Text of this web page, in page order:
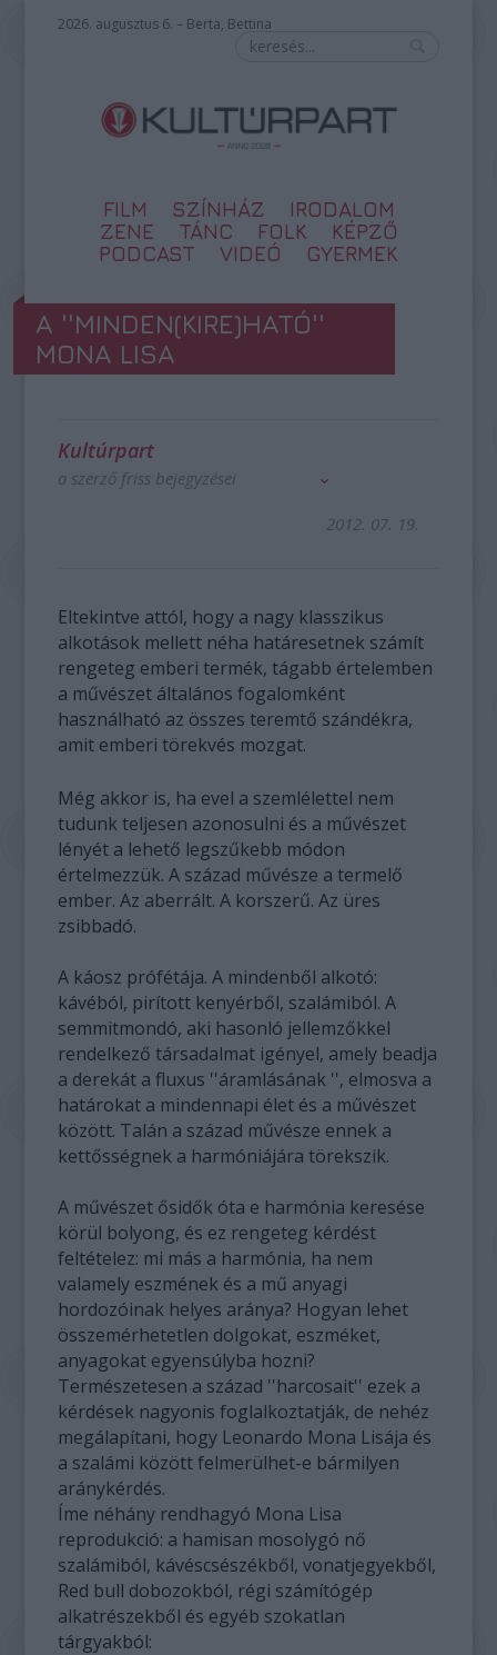
2026. augusztus 6. – Berta, Bettina
FILM SZÍNHÁZ
IRODALOM
ZENE
TÁNC FOLK
KÉPZŐ
PODCAST
VIDEÓ GYERMEK
A ''MINDEN(KIRE)HATÓ''
MONA LISA
Kultúrpart
a szerző friss bejegyzései
2012. 07. 19.
Eltekintve attól, hogy a nagy klasszikus
alkotások mellett néha határesetnek számít
rengeteg emberi termék, tágabb értelemben
a művészet általános fogalomként
használható az összes teremtő szándékra,
amit emberi törekvés mozgat.
Még akkor is, ha evel a szemlélettel nem
tudunk teljesen azonosulni és a művészet
lényét a lehető legszűkebb módon
értelmezzük. A század művésze a termelő
ember. Az aberrált. A korszerű. Az üres
zsibbadó.
A káosz prófétája. A mindenből alkotó:
kávéból, pirított kenyérből, szalámiból. A
semmitmondó, aki hasonló jellemzőkkel
rendelkező társadalmat igényel, amely beadja
a derekát a fluxus ''áramlásának '', elmosva a
határokat a mindennapi élet és a művészet
között. Talán a század művésze ennek a
kettősségnek a harmóniájára törekszik.
A művészet ősidők óta e harmónia keresése
körül bolyong, és ez rengeteg kérdést
feltételez: mi más a harmónia, ha nem
valamely eszmének és a mű anyagi
hordozóinak helyes aránya? Hogyan lehet
összemérhetetlen dolgokat, eszméket,
anyagokat egyensúlyba hozni?
Természetesen a század ''harcosait'' ezek a
kérdések nagyonis foglalkoztatják, de nehéz
megálapítani, hogy Leonardo Mona Lisája és
a szalámi között felmerülhet-e bármilyen
aránykérdés.
Íme néhány rendhagyó Mona Lisa
reprodukció: a hamisan mosolygó nő
szalámiból, kávéscsészékből, vonatjegyekből,
Red bull dobozokból, régi számítógép
alkatrészekből és egyéb szokatlan
tárgyakból: